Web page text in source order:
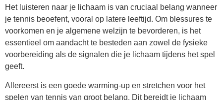
Het luisteren naar je lichaam is van cruciaal belang wanneer
je tennis beoefent, vooral op latere leeftijd. Om blessures te
voorkomen en je algemene welzijn te bevorderen, is het
essentieel om aandacht te besteden aan zowel de fysieke
voorbereiding als de signalen die je lichaam tijdens het spel
geeft.
Allereerst is een goede warming-up en stretchen voor het
spelen van tennis van groot belang. Dit bereidt je lichaam